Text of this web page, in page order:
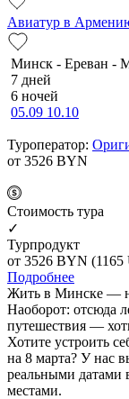
Авиатур в
Минск - Ереван -
7 дней
6 ночей
05.09 10.10
Туроператор:
от 3526 BYN
Cтоимость тура
✓
Турпродукт
от 3526 BYN (1165
Подробнее
Жить в Минске —
Наоборот: отсюда
путешествия —
Хотите устроить
на 8 марта? У нас
реальными датами
местами.